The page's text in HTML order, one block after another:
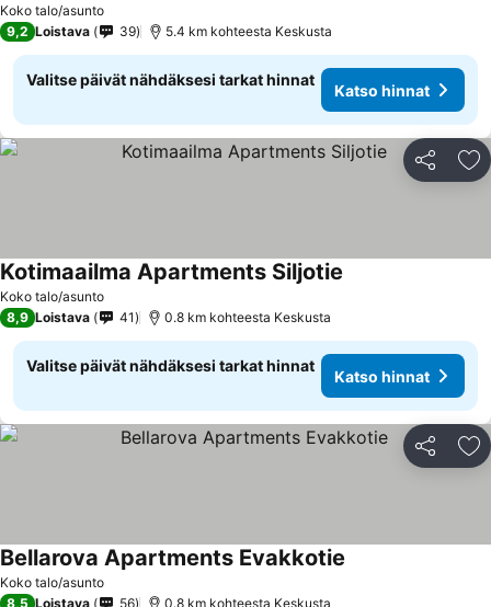
Koko talo/asunto
9,2 Loistava 39 5.4 km kohteesta Keskusta
Valitse päivät nähdäksesi tarkat hinnat
Katso hinnat
Jaa
Koko talo/asunto
Kotimaailma Apartments Siljotie
8,9 Loistava 41 0.8 km kohteesta Keskusta
Valitse päivät nähdäksesi tarkat hinnat
Katso hinnat
Jaa
Koko talo/asunto
Bellarova Apartments Evakkotie
8,5 Loistava 56 0.8 km kohteesta Keskusta